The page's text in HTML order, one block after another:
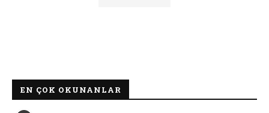
EN ÇOK OKUNANLAR